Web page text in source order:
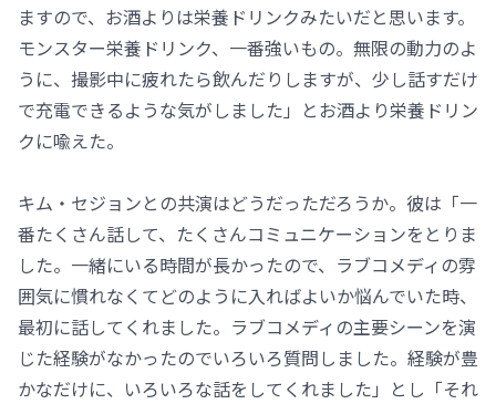
ますので、お酒よりは栄養ドリンクみたいだと思います。
モンスター栄養ドリンク、一番強いもの。無限の動力のよ
うに、撮影中に疲れたら飲んだりしますが、少し話すだけ
で充電できるような気がしました」とお酒より栄養ドリン
クに喩えた。
キム・セジョンとの共演はどうだっただろうか。彼は「一
番たくさん話して、たくさんコミュニケーションをとりま
した。一緒にいる時間が長かったので、ラブコメディの雰
囲気に慣れなくてどのように入ればよいか悩んでいた時、
最初に話してくれました。ラブコメディの主要シーンを演
じた経験がなかったのでいろいろ質問しました。経験が豊
かなだけに、いろいろな話をしてくれました」とし「それ